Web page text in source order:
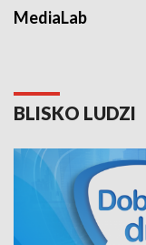
MediaLab
BLISKO LUDZI